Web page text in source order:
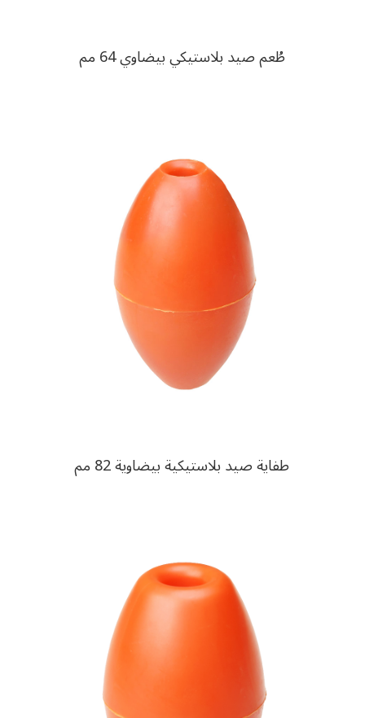
طُعم صيد بلاستيكي بيضاوي 64 مم
طفاية صيد بلاستيكية بيضاوية 82 مم